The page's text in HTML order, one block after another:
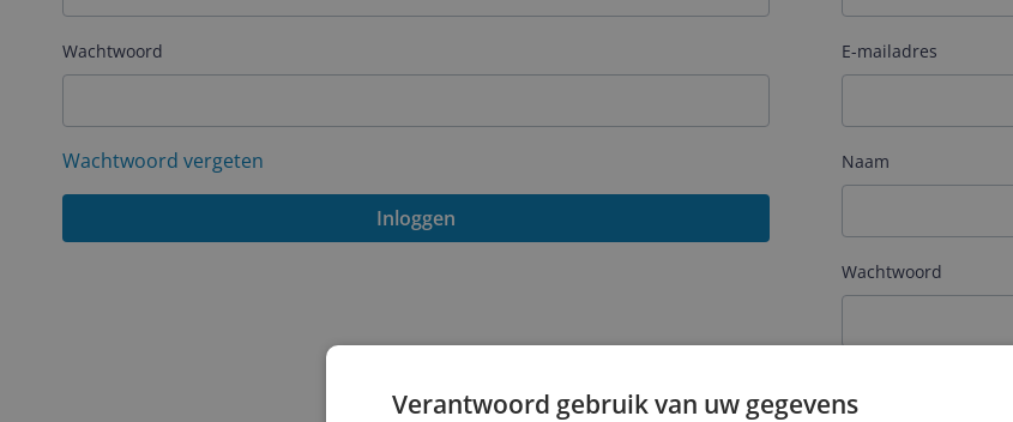
Wachtwoord
Wachtwoord vergeten
Inloggen
E-mailadres
Naam
Wachtwoord
Je wachtwoord
Verantwoord gebruik van uw gegevens